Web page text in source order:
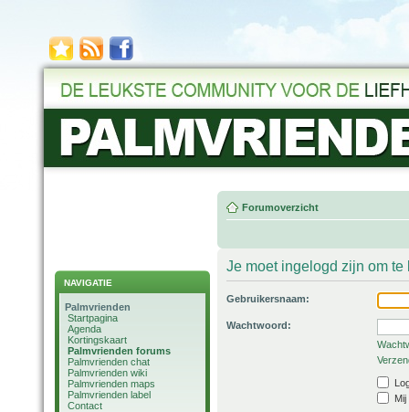
NAVIGATIE
Palmvrienden
Startpagina
Agenda
Kortingskaart
Palmvrienden forums
Palmvrienden chat
Palmvrienden wiki
Palmvrienden maps
Palmvrienden label
Contact
Forumoverzicht
Je moet ingelogd zijn om
Gebruikersnaam:
Wachtwoord: